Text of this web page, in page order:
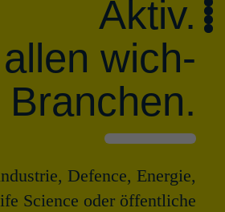
Aktiv.
wich­
Defence, Energie,
Science oder öffentliche